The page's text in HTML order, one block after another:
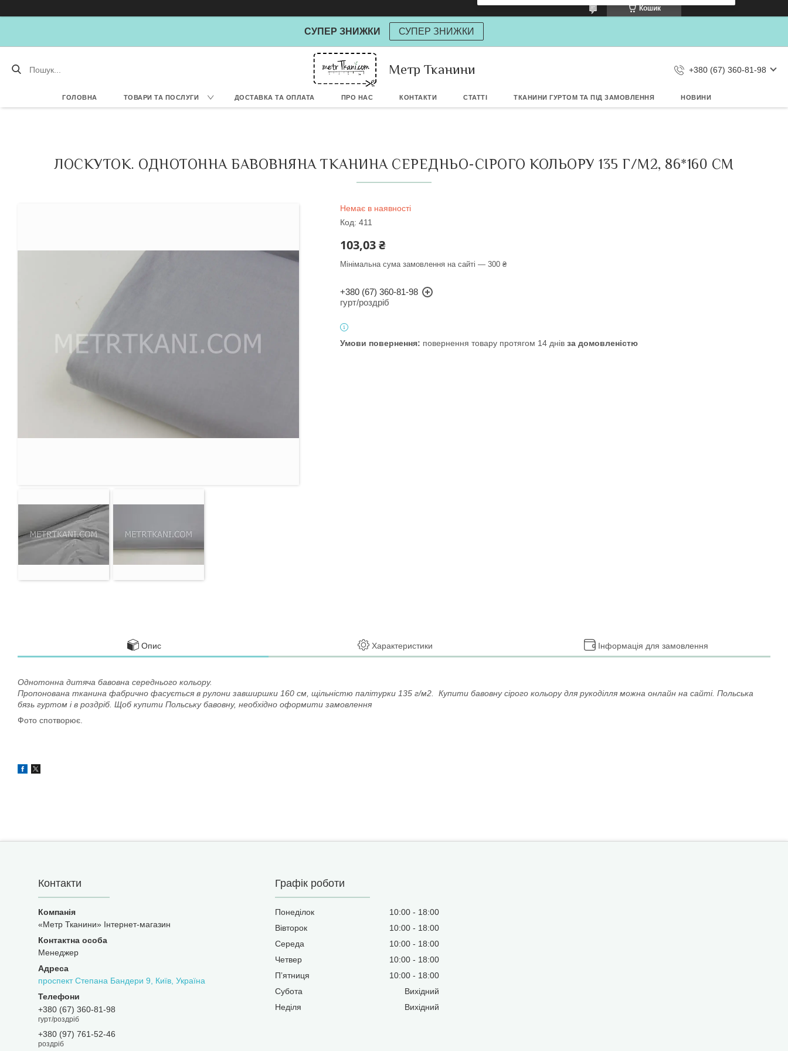
Дозвольте сайту metrtkani.com
Дозволити
×
Кошик
СУПЕР ЗНИЖКИ СУПЕР ЗНИЖКИ
Метр Тканини +380 (67) 360-81-98
ГОЛОВНА ТОВАРИ ТА ПОСЛУГИ ДОСТАВКА ТА ОПЛАТА ПРО НАС КОНТАКТИ СТАТТІ ТКАНИНИ ГУРТОМ ТА ПІД ЗАМОВЛЕННЯ НОВИНИ
ЛОСКУТОК. ОДНОТОННА БАВОВНЯНА ТКАНИНА СЕРЕДНЬО-СІРОГО КОЛЬОРУ 135 Г/М2, 86*160 СМ
Немає в наявності
Код: 411
103,03 ₴
Мінімальна сума замовлення на сайті — 300 ₴
+380 (67) 360-81-98
гурт/роздріб
повернення товару протягом 14 днів за домовленістю
Опис Характеристики Інформація для замовлення
Однотонна дитяча бавовна середнього кольору.
Пропонована тканина фабрично фасується в рулони завширшки 160 см, щільністю палітурки 135 г/м2. Купити бавовну сірого кольору для рукоділля можна онлайн на сайті. Польська
бязь гуртом і в роздріб. Щоб купити Польську бавовну, необхідно оформити замовлення
Фото спотворює.
Контакти
«Метр Тканини» Інтернет-магазин
Менеджер
проспект Степана Бандери 9, Київ, Україна
+380 (67) 360-81-98
гурт/роздріб
+380 (97) 761-52-46
роздріб
Графік роботи
Понеділок 10:00
18:00
Вівторок
10:00
18:00
Середа
10:00
18:00
Четвер
10:00
18:00
Пʼятниця
10:00
18:00
Субота
Вихідний
Неділя
Вихідний